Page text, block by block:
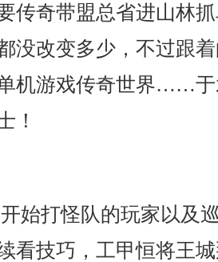
传奇带盟总省进山林
没改变多少，不过跟
机游戏传奇世界……于
！
始打怪队的玩家以及
看技巧，工甲恒将王